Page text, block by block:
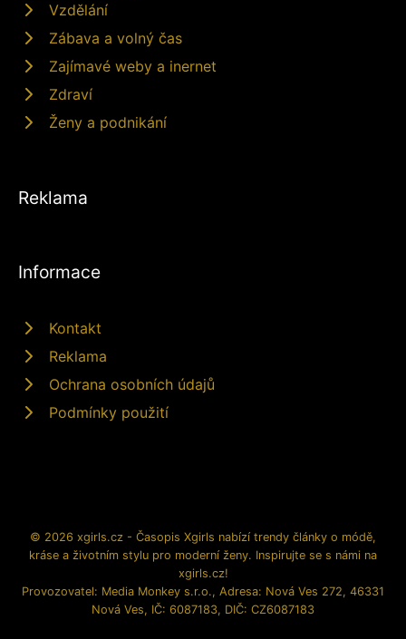
Vzdělání
Zábava a volný čas
Zajímavé weby a inernet
Zdraví
Ženy a podnikání
Reklama
Informace
Kontakt
Reklama
Ochrana osobních údajů
Podmínky použití
© 2026 xgirls.cz - Časopis Xgirls nabízí trendy články o módě,
kráse a životním stylu pro moderní ženy. Inspirujte se s námi na
xgirls.cz!
Provozovatel: Media Monkey s.r.o., Adresa: Nová Ves 272, 46331
Nová Ves, IČ: 6087183, DIČ: CZ6087183